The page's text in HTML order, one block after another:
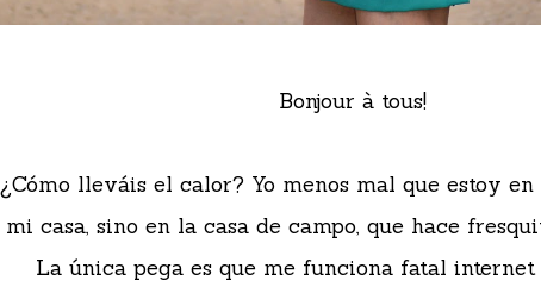
Bonjour à tous!
¿Cómo lleváis el calor? Yo menos mal que estoy
mi casa, sino en la casa de campo, que hace
La única pega es que me funciona fatal